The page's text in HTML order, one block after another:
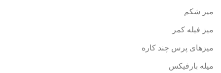
میز شکم
میز فیله کمر
میزهای پرس چند کاره
میله بارفیکس